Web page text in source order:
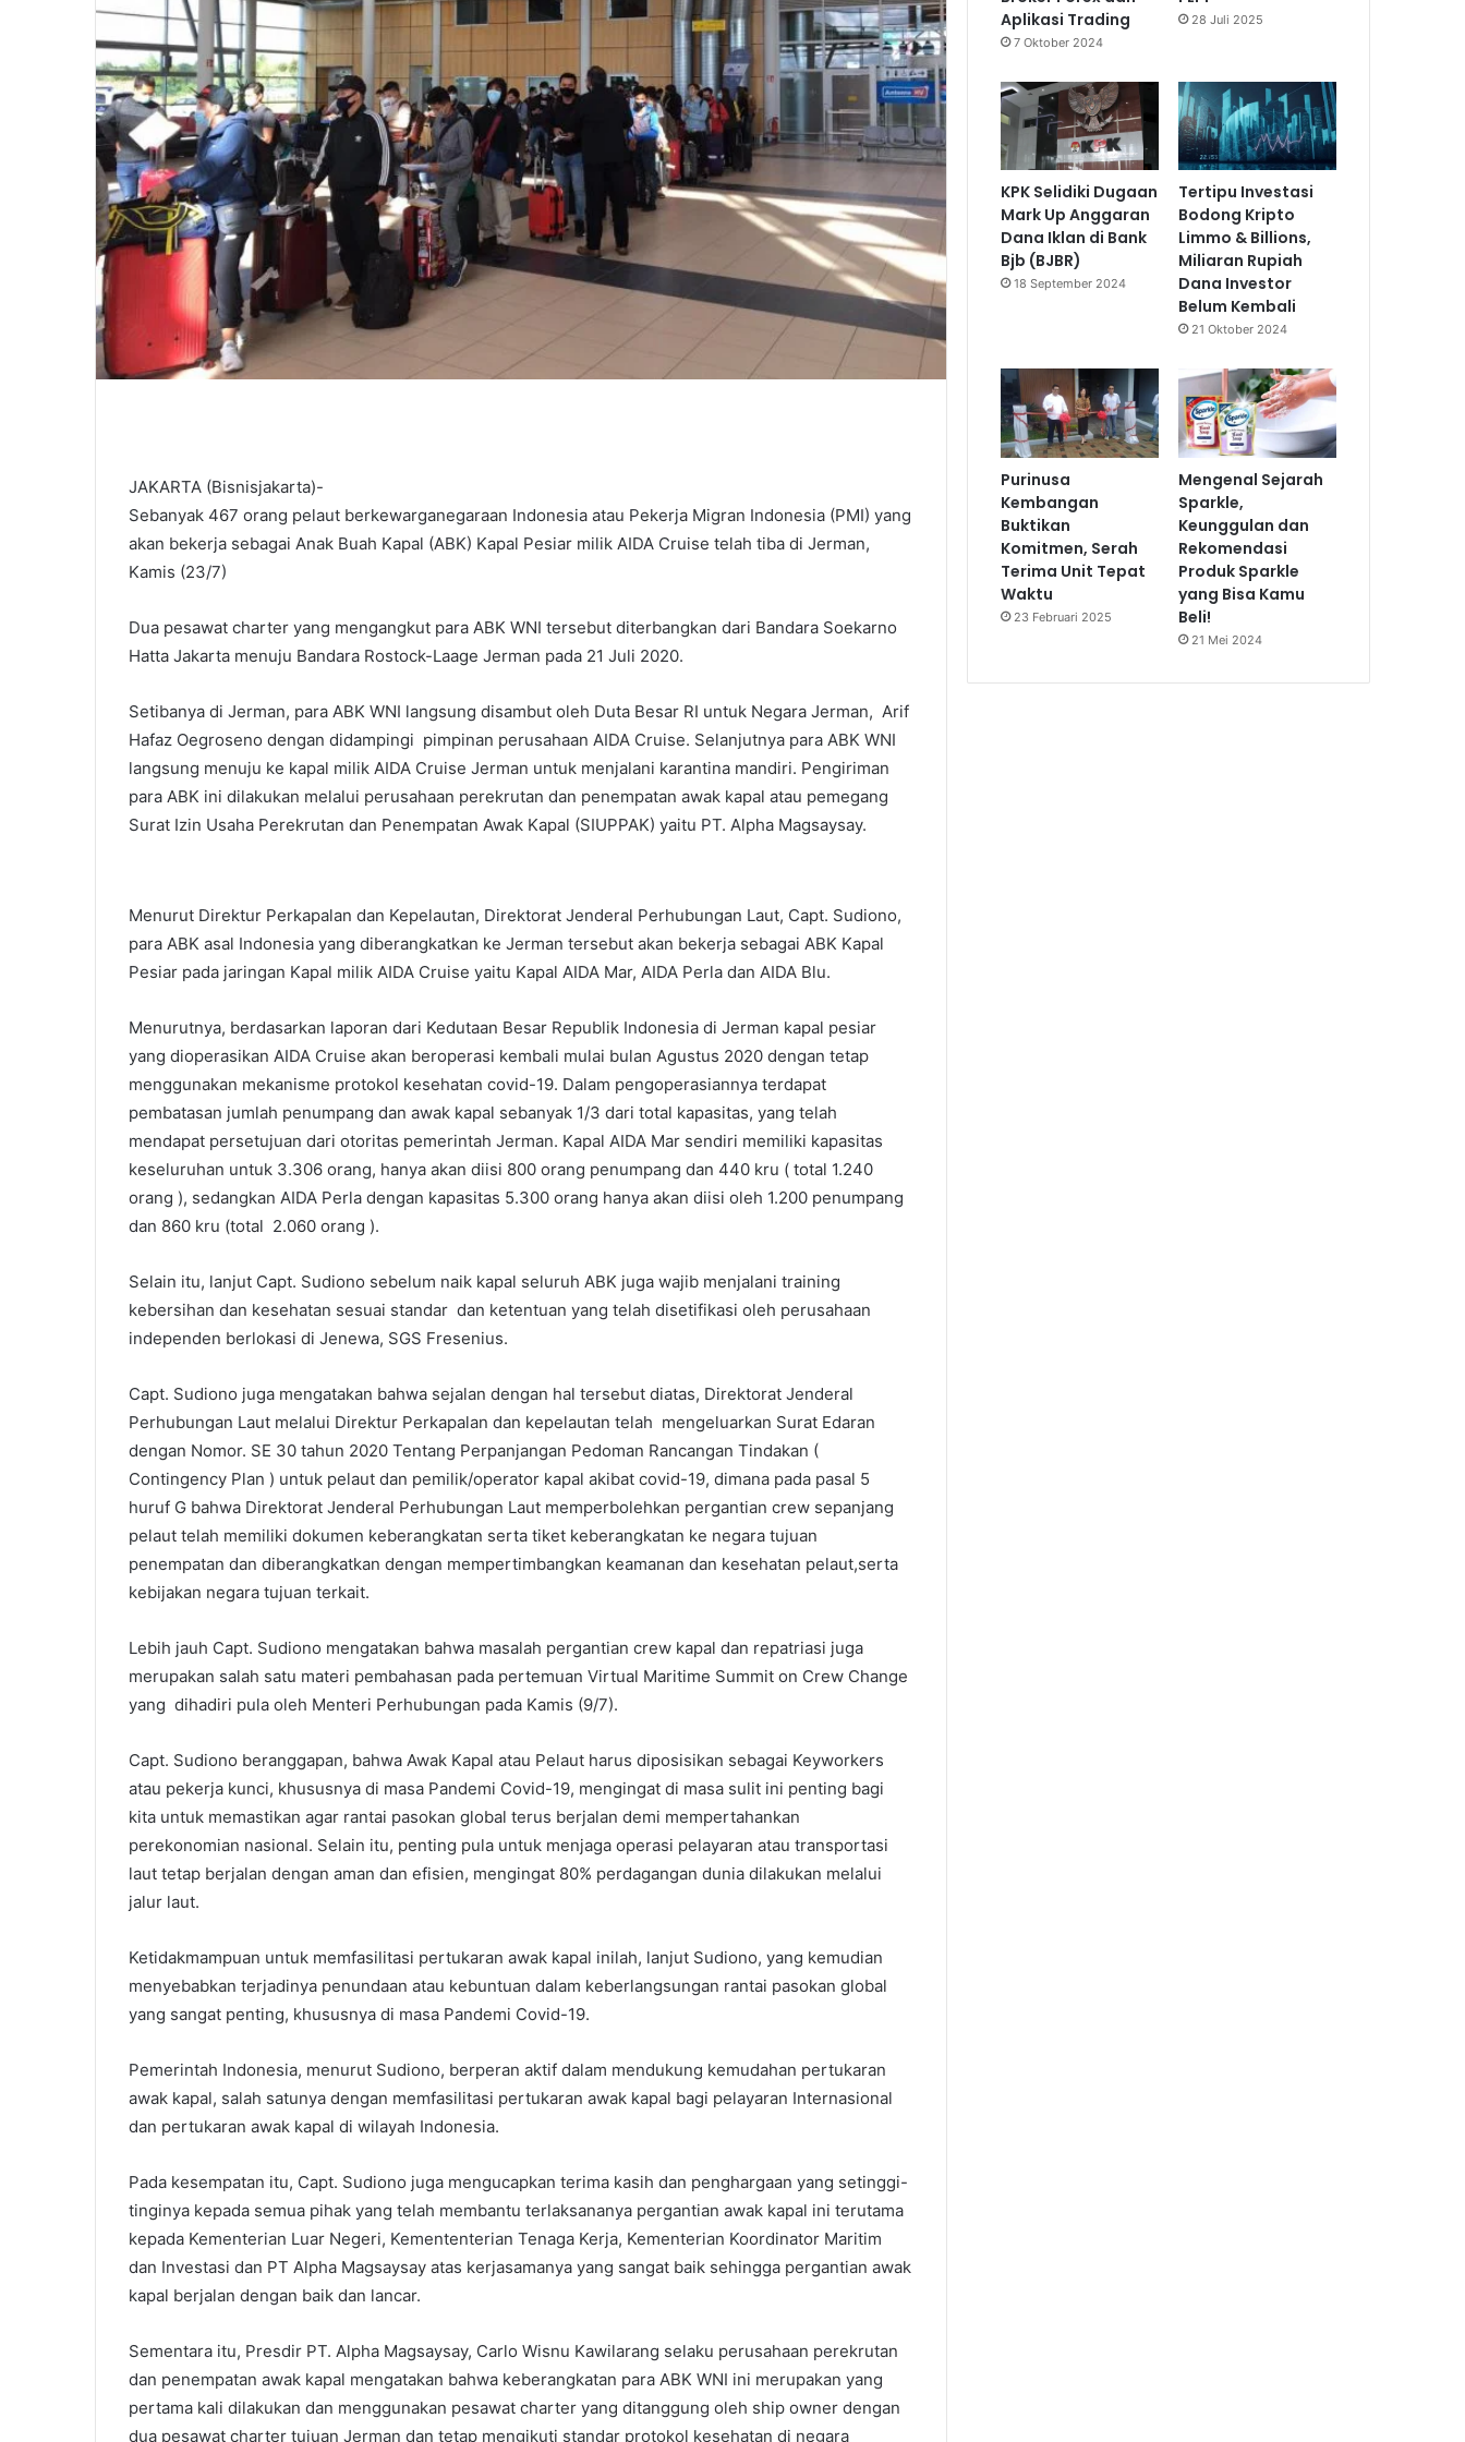
JAKARTA (Bisnisjakarta)-
Sebanyak 467 orang pelaut berkewarganegaraan Indonesia atau Pekerja Migran Indonesia (PMI) yang
akan bekerja sebagai Anak Buah Kapal (ABK) Kapal Pesiar milik AIDA Cruise telah tiba di Jerman,
Kamis (23/7)
Dua pesawat charter yang mengangkut para ABK WNI tersebut diterbangkan dari Bandara Soekarno
Hatta Jakarta menuju Bandara Rostock-Laage Jerman pada 21 Juli 2020.
Setibanya di Jerman, para ABK WNI langsung disambut oleh Duta Besar RI untuk Negara Jerman, Arif
Hafaz Oegroseno dengan didampingi pimpinan perusahaan AIDA Cruise. Selanjutnya para ABK WNI
langsung menuju ke kapal milik AIDA Cruise Jerman untuk menjalani karantina mandiri. Pengiriman
para ABK ini dilakukan melalui perusahaan perekrutan dan penempatan awak kapal atau pemegang
Surat Izin Usaha Perekrutan dan Penempatan Awak Kapal (SIUPPAK) yaitu PT. Alpha Magsaysay.
Menurut Direktur Perkapalan dan Kepelautan, Direktorat Jenderal Perhubungan Laut, Capt. Sudiono,
para ABK asal Indonesia yang diberangkatkan ke Jerman tersebut akan bekerja sebagai ABK Kapal
Pesiar pada jaringan Kapal milik AIDA Cruise yaitu Kapal AIDA Mar, AIDA Perla dan AIDA Blu.
Menurutnya, berdasarkan laporan dari Kedutaan Besar Republik Indonesia di Jerman kapal pesiar
yang dioperasikan AIDA Cruise akan beroperasi kembali mulai bulan Agustus 2020 dengan tetap
menggunakan mekanisme protokol kesehatan covid-19. Dalam pengoperasiannya terdapat
pembatasan jumlah penumpang dan awak kapal sebanyak 1/3 dari total kapasitas, yang telah
mendapat persetujuan dari otoritas pemerintah Jerman. Kapal AIDA Mar sendiri memiliki kapasitas
keseluruhan untuk 3.306 orang, hanya akan diisi 800 orang penumpang dan 440 kru ( total 1.240
orang ), sedangkan AIDA Perla dengan kapasitas 5.300 orang hanya akan diisi oleh 1.200 penumpang
dan 860 kru (total 2.060 orang ).
Selain itu, lanjut Capt. Sudiono sebelum naik kapal seluruh ABK juga wajib menjalani training
kebersihan dan kesehatan sesuai standar dan ketentuan yang telah disetifikasi oleh perusahaan
independen berlokasi di Jenewa, SGS Fresenius.
Capt. Sudiono juga mengatakan bahwa sejalan dengan hal tersebut diatas, Direktorat Jenderal
Perhubungan Laut melalui Direktur Perkapalan dan kepelautan telah mengeluarkan Surat Edaran
dengan Nomor. SE 30 tahun 2020 Tentang Perpanjangan Pedoman Rancangan Tindakan (
Contingency Plan ) untuk pelaut dan pemilik/operator kapal akibat covid-19, dimana pada pasal 5
huruf G bahwa Direktorat Jenderal Perhubungan Laut memperbolehkan pergantian crew sepanjang
pelaut telah memiliki dokumen keberangkatan serta tiket keberangkatan ke negara tujuan
penempatan dan diberangkatkan dengan mempertimbangkan keamanan dan kesehatan pelaut,serta
kebijakan negara tujuan terkait.
Lebih jauh Capt. Sudiono mengatakan bahwa masalah pergantian crew kapal dan repatriasi juga
merupakan salah satu materi pembahasan pada pertemuan Virtual Maritime Summit on Crew Change
yang dihadiri pula oleh Menteri Perhubungan pada Kamis (9/7).
Capt. Sudiono beranggapan, bahwa Awak Kapal atau Pelaut harus diposisikan sebagai Keyworkers
atau pekerja kunci, khususnya di masa Pandemi Covid-19, mengingat di masa sulit ini penting bagi
kita untuk memastikan agar rantai pasokan global terus berjalan demi mempertahankan
perekonomian nasional. Selain itu, penting pula untuk menjaga operasi pelayaran atau transportasi
laut tetap berjalan dengan aman dan efisien, mengingat 80% perdagangan dunia dilakukan melalui
jalur laut.
Ketidakmampuan untuk memfasilitasi pertukaran awak kapal inilah, lanjut Sudiono, yang kemudian
menyebabkan terjadinya penundaan atau kebuntuan dalam keberlangsungan rantai pasokan global
yang sangat penting, khususnya di masa Pandemi Covid-19.
Pemerintah Indonesia, menurut Sudiono, berperan aktif dalam mendukung kemudahan pertukaran
awak kapal, salah satunya dengan memfasilitasi pertukaran awak kapal bagi pelayaran Internasional
dan pertukaran awak kapal di wilayah Indonesia.
Pada kesempatan itu, Capt. Sudiono juga mengucapkan terima kasih dan penghargaan yang setinggi-
tinginya kepada semua pihak yang telah membantu terlaksananya pergantian awak kapal ini terutama
kepada Kementerian Luar Negeri, Kemententerian Tenaga Kerja, Kementerian Koordinator Maritim
dan Investasi dan PT Alpha Magsaysay atas kerjasamanya yang sangat baik sehingga pergantian awak
kapal berjalan dengan baik dan lancar.
Sementara itu, Presdir PT. Alpha Magsaysay, Carlo Wisnu Kawilarang selaku perusahaan perekrutan
dan penempatan awak kapal mengatakan bahwa keberangkatan para ABK WNI ini merupakan yang
pertama kali dilakukan dan menggunakan pesawat charter yang ditanggung oleh ship owner dengan
dua pesawat charter tujuan Jerman dan tetap mengikuti standar protokol kesehatan di negara
Aplikasi Trading
7 Oktober 2024
28 Juli 2025
KPK Selidiki Dugaan
Mark Up Anggaran
Dana Iklan di Bank
Bjb (BJBR)
18 September 2024
Tertipu Investasi
Bodong Kripto
Limmo & Billions,
Miliaran Rupiah
Dana Investor
Belum Kembali
21 Oktober 2024
Purinusa
Kembangan
Buktikan
Komitmen, Serah
Terima Unit Tepat
Waktu
23 Februari 2025
Mengenal Sejarah
Sparkle,
Keunggulan dan
Rekomendasi
Produk Sparkle
yang Bisa Kamu
Beli!
21 Mei 2024